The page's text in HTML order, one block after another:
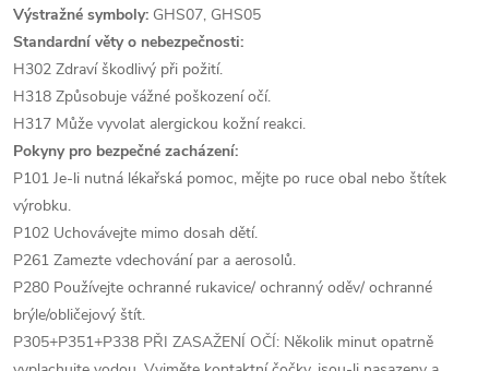
Výstražné symboly: GHS07, GHS05
Standardní věty o nebezpečnosti:
H302 Zdraví škodlivý při požití.
H318 Způsobuje vážné poškození očí.
H317 Může vyvolat alergickou kožní reakci.
Pokyny pro bezpečné zacházení:
P101 Je-li nutná lékařská pomoc, mějte po ruce obal nebo štítek
výrobku.
P102 Uchovávejte mimo dosah dětí.
P261 Zamezte vdechování par a aerosolů.
P280 Používejte ochranné rukavice/ ochranný oděv/ ochranné
brýle/obličejový štít.
P305+P351+P338 PŘI ZASAŽENÍ OČÍ: Několik minut opatrně